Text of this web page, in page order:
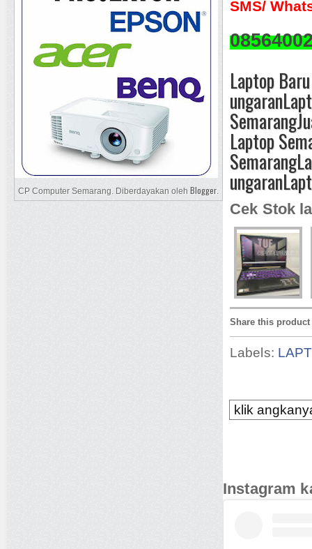
SMS/
Laptop
ungaran
Semarang
Laptop
Semarang
ungaran
Cek Stok
Share this product
Labels:
klik
Instagram
CP Computer Semarang. Diberdayakan oleh Blogger.